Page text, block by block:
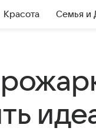
Красота Семья и